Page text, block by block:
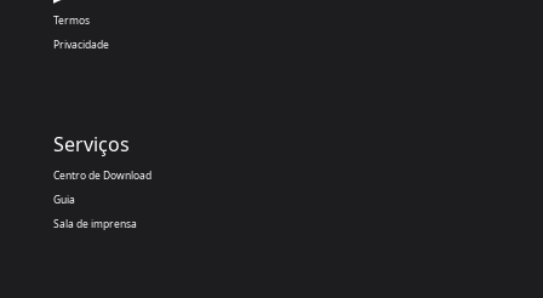
Termos
Privacidade
Serviços
Centro de Download
Guia
Sala de imprensa